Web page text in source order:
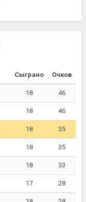
Сыграно Очков
18 46
18 46
18 35
18 35
18 33
17 28